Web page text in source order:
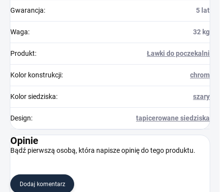
Gwarancja: 5 lat
Waga: 32 kg
Produkt: Ławki do poczekalni
Kolor konstrukcji: chrom
Kolor siedziska: szary
Design: tapicerowane siedziska
Opinie
Bądź pierwszą osobą, która napisze opinię do tego produktu.
Dodaj komentarz